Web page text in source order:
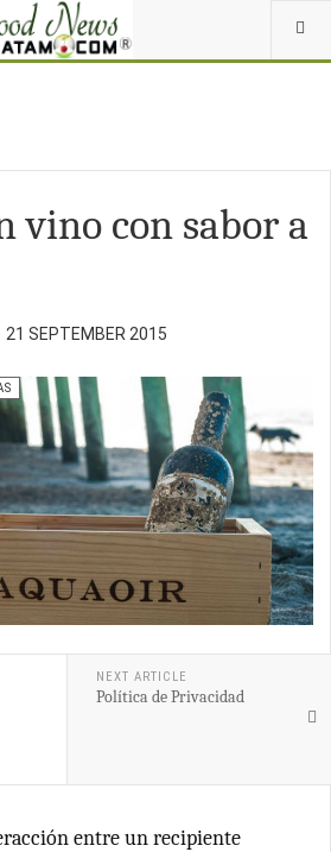
vino con sabor a
21 SEPTEMBER 2015
NEXT ARTICLE
Política de Privacidad
entre un recipiente